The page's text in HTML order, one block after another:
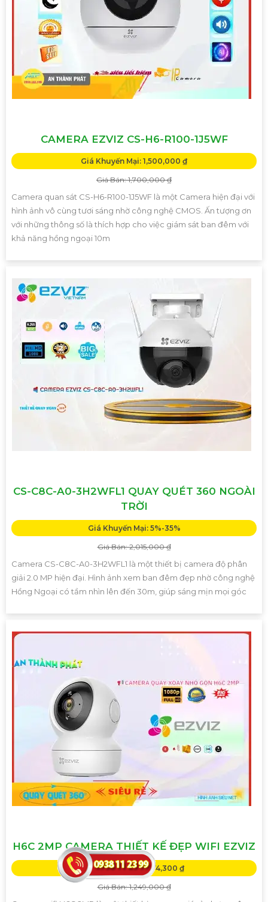
CAMERA EZVIZ CS-H6-R100-1J5WF
Giá Khuyến Mại: 1,500,000 ₫
Giá Bán: 1,700,000 ₫
Camera quan sát CS-H6-R100-1J5WF là một Camera hiện đại với
hình ảnh vô cùng tươi sáng nhờ công nghệ CMOS. Ấn tượng ơn
với những thông số là thích hợp cho việc giám sát ban đêm với
khả năng hồng ngoại 10m
CS-C8C-A0-3H2WFL1 QUAY QUÉT 360 NGOÀI
TRỜI
Giá Khuyến Mại: 5%-35%
Giá Bán: 2,015,000 ₫
Camera CS-C8C-A0-3H2WFL1 là một thiết bị camera độ phân
giải 2.0 MP hiện đại. Hình ảnh xem ban đêm đẹp nhờ công nghệ
Hồng Ngoại có tầm nhìn lên đến 30m, giúp sáng mịn mọi góc
H6C 2MP CAMERA THIẾT KẾ ĐẸP WIFI EZVIZ
Giá Khuyến Mại: 874,300 ₫
Giá Bán: 1,249,000 ₫